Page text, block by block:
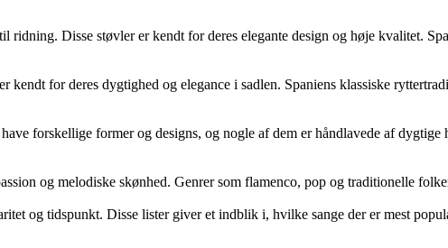
ridning. Disse støvler er kendt for deres elegante design og høje kvalitet.
for deres dygtighed og elegance i sadlen. Spaniens klassiske
forskellige former og designs, og nogle af dem er håndlavede af
og melodiske skønhed. Genrer som flamenco, pop og traditionelle
og tidspunkt. Disse lister giver et indblik i, hvilke sange der er mest